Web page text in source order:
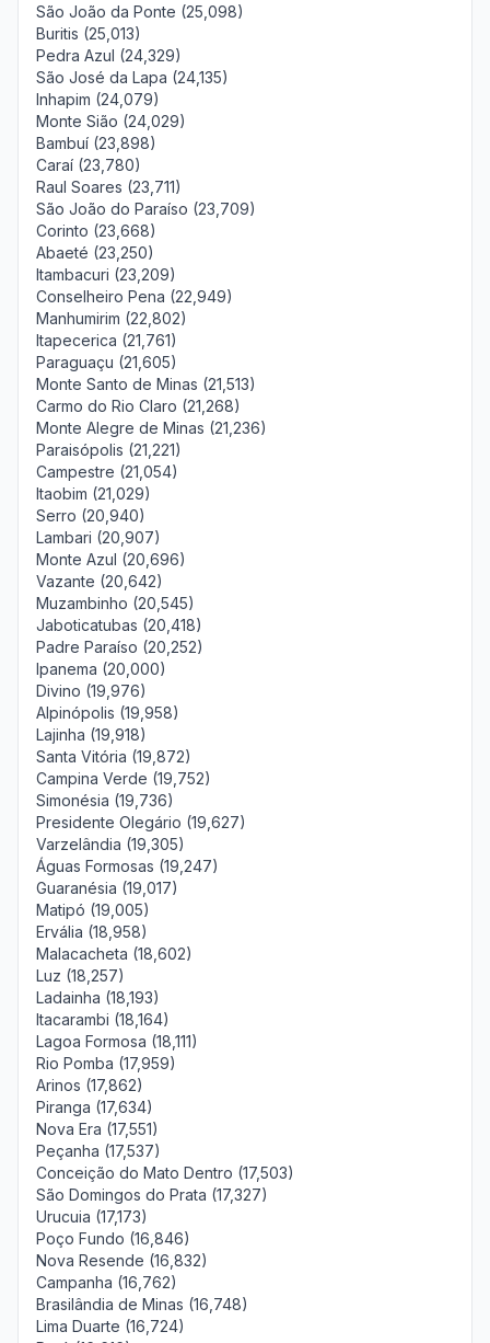
São João da Ponte (25,098)
Buritis (25,013)
Pedra Azul (24,329)
São José da Lapa (24,135)
Inhapim (24,079)
Monte Sião (24,029)
Bambuí (23,898)
Caraí (23,780)
Raul Soares (23,711)
São João do Paraíso (23,709)
Corinto (23,668)
Abaeté (23,250)
Itambacuri (23,209)
Conselheiro Pena (22,949)
Manhumirim (22,802)
Itapecerica (21,761)
Paraguaçu (21,605)
Monte Santo de Minas (21,513)
Carmo do Rio Claro (21,268)
Monte Alegre de Minas (21,236)
Paraisópolis (21,221)
Campestre (21,054)
Itaobim (21,029)
Serro (20,940)
Lambari (20,907)
Monte Azul (20,696)
Vazante (20,642)
Muzambinho (20,545)
Jaboticatubas (20,418)
Padre Paraíso (20,252)
Ipanema (20,000)
Divino (19,976)
Alpinópolis (19,958)
Lajinha (19,918)
Santa Vitória (19,872)
Campina Verde (19,752)
Simonésia (19,736)
Presidente Olegário (19,627)
Varzelândia (19,305)
Águas Formosas (19,247)
Guaranésia (19,017)
Matipó (19,005)
Ervália (18,958)
Malacacheta (18,602)
Luz (18,257)
Ladainha (18,193)
Itacarambi (18,164)
Lagoa Formosa (18,111)
Rio Pomba (17,959)
Arinos (17,862)
Piranga (17,634)
Nova Era (17,551)
Peçanha (17,537)
Conceição do Mato Dentro (17,503)
São Domingos do Prata (17,327)
Urucuia (17,173)
Poço Fundo (16,846)
Nova Resende (16,832)
Campanha (16,762)
Brasilândia de Minas (16,748)
Lima Duarte (16,724)